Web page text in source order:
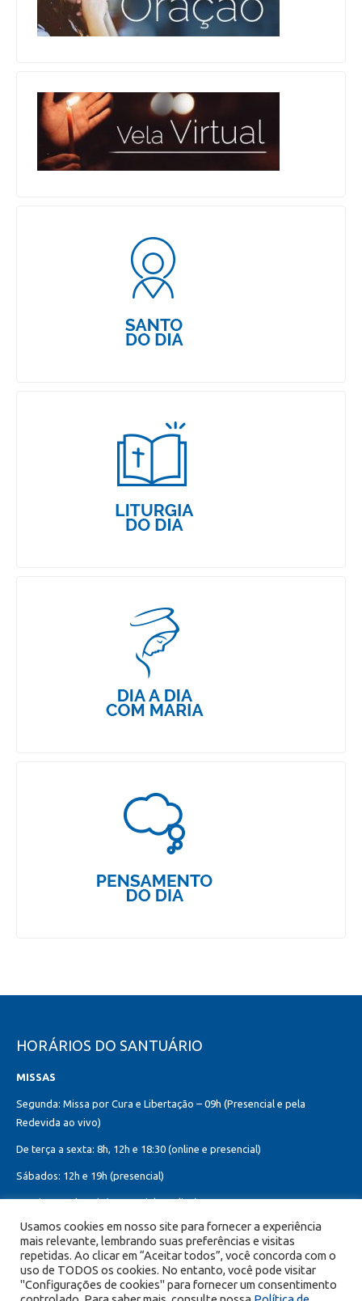
HORÁRIOS DO SANTUÁRIO
MISSAS
Segunda: Missa por Cura e Libertação – 09h (Presencial e pela
Redevida ao vivo)
De terça a sexta: 8h, 12h e 18:30 (online e presencial)
Sábados: 12h e 19h (presencial)
Domingos: 8h, 10h (presencial e online)
12h, 18h30 (presencial)
Missa do Sagrado Coração de Jesus:
Toda primeira sexta-feira do mês – 8h, 12h e 19h (online e presencial)
Usamos cookies em nosso site para fornecer a experiência
mais relevante, lembrando suas preferências e visitas
repetidas. Ao clicar em “Aceitar todos”, você concorda com o
uso de TODOS os cookies. No entanto, você pode visitar
"Configurações de cookies" para fornecer um consentimento